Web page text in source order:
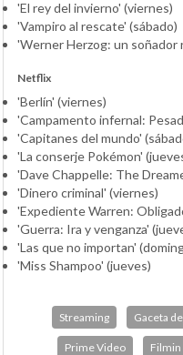
'El rey del invierno' (viernes)
'Vampiro al rescate' (sábado)
'Werner Herzog: un soñador
Netflix
'Berlín' (viernes)
'Campamento infernal:
'Capitanes del mundo'
'La conserje Pokémon'
'Dave Chappelle: The
'Dinero criminal' (viernes)
'Expediente Warren:
'Guerra: Ira y venganza'
'Las que no importan'
'Miss Shampoo' (jueves)
Streaming Gaceta
Prime Video Filmin